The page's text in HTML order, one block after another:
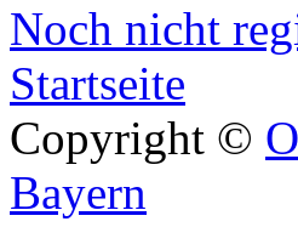
Noch nicht
Startseite
Copyright ©
Bayern